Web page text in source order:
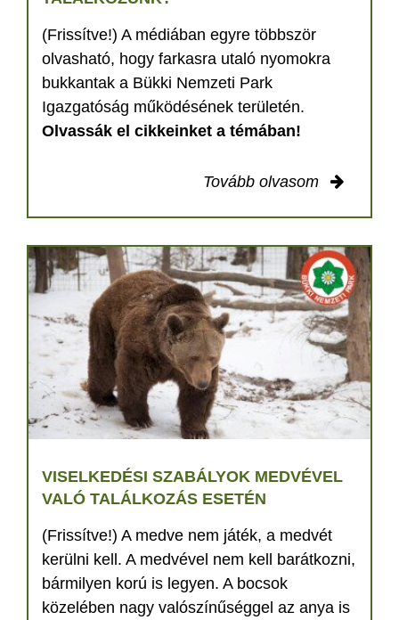
(Frissítve!) A médiában egyre többször
olvasható, hogy farkasra utaló nyomokra
bukkantak a Bükki Nemzeti Park
Igazgatóság működésének területén.
Olvassák el cikkeinket a témában!
Tovább olvasom
VISELKEDÉSI SZABÁLYOK MEDVÉVEL
VALÓ TALÁLKOZÁS ESETÉN
(Frissítve!) A medve nem játék, a medvét
kerülni kell. A medvével nem kell barátkozni,
bármilyen korú is legyen. A bocsok
közelében nagy valószínűséggel az anya is